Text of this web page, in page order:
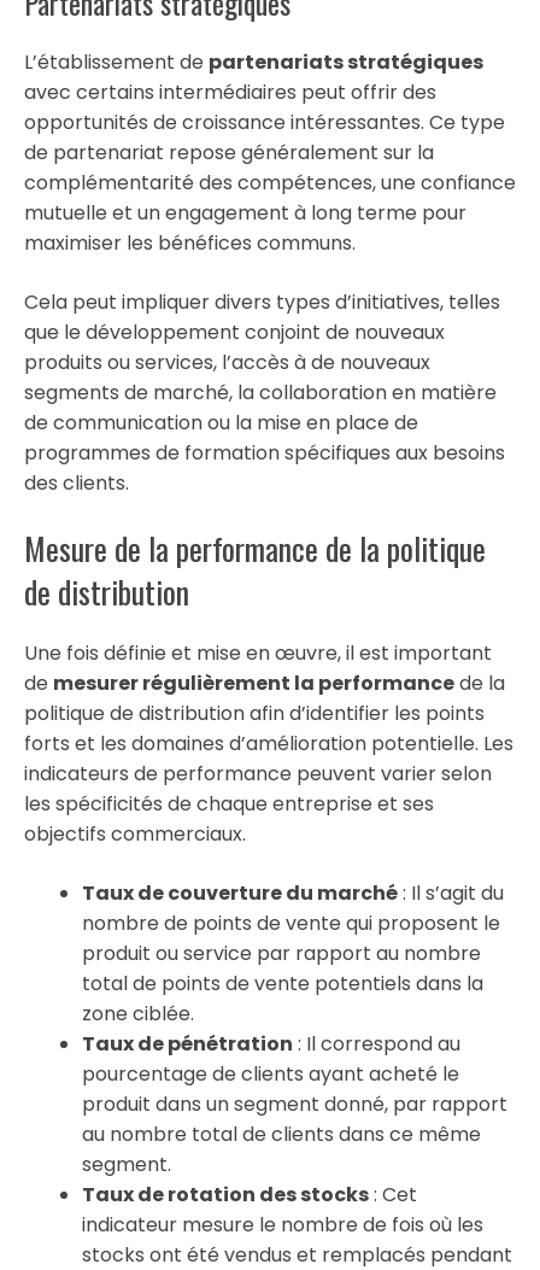
L’établissement de partenariats stratégiques
avec certains intermédiaires peut offrir des
opportunités de croissance intéressantes. Ce type
de partenariat repose généralement sur la
complémentarité des compétences, une confiance
mutuelle et un engagement à long terme pour
maximiser les bénéfices communs.
Cela peut impliquer divers types d’initiatives, telles
que le développement conjoint de nouveaux
produits ou services, l’accès à de nouveaux
segments de marché, la collaboration en matière
de communication ou la mise en place de
programmes de formation spécifiques aux besoins
des clients.
Mesure de la performance de la politique
de distribution
Une fois définie et mise en œuvre, il est important
de mesurer régulièrement la performancede la
politique de distribution afin d’identifier les points
forts et les domaines d’amélioration potentielle. Les
indicateurs de performance peuvent varier selon
les spécificités de chaque entreprise et ses
objectifs commerciaux.
Taux de couverture du marché: Il s’agit du
nombre de points de vente qui proposent le
produit ou service par rapport au nombre
total de points de vente potentiels dans la
zone ciblée.
Taux de pénétration : Il correspond au
pourcentage de clients ayant acheté le
produit dans un segment donné, par rapport
au nombre total de clients dans ce même
segment.
Taux de rotation des stocks: Cet
indicateur mesure le nombre de fois où les
stocks ont été vendus et remplacés pendant